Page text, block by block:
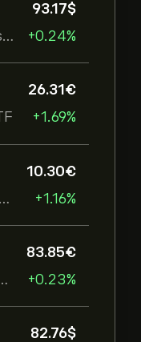
iShares 7-10 Year Treasury Bond ETF
93.17‎$‎
+0.24%
26.31‎€‎
+1.69%
iShares Digitalisation UCITS ETF
10.30‎€‎
+1.16%
Hedged UCITS ETF Dist
83.85‎€‎
+0.23%
82.76‎$‎